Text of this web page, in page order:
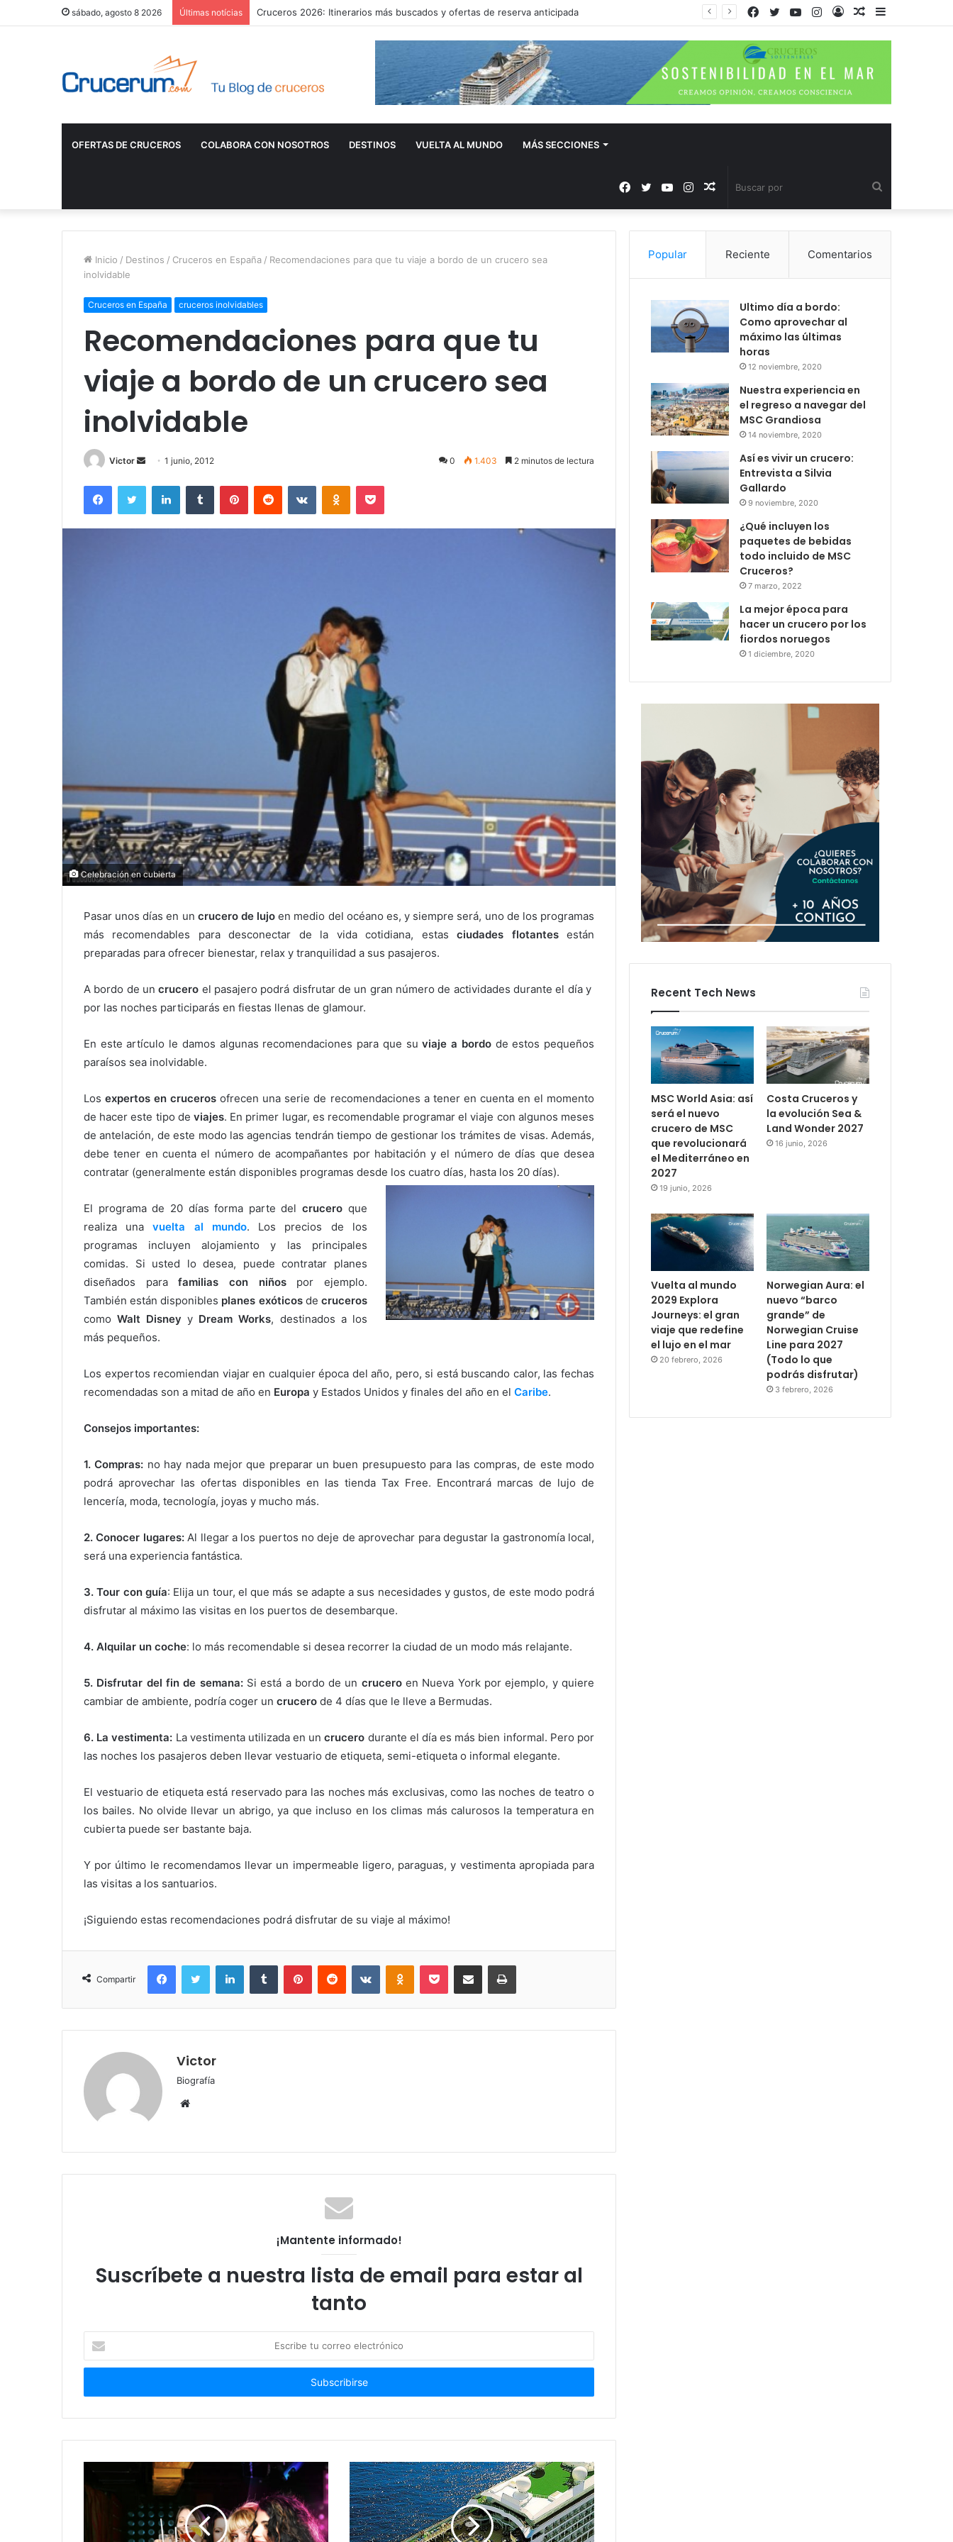
sábado, agosto 8 2026 Últimas notícias Cruceros 2026: Itinerarios más buscados y ofertas de reserva anticipada
Barra
Publicación
Acceso
Instagram
YouTube
Twitter
Facebook
OFERTAS DE CRUCEROS COLABORA CON NOSOTROS DESTINOS VUELTA AL MUNDO MÁS SECCIONES
por
Publicación
al
Instagram
YouTube
Twitter
Facebook
Inicio / Destinos / Cruceros en España / Recomendaciones para que tu viaje a bordo de un crucero sea
inolvidable
Cruceros en España cruceros inolvidables
Recomendaciones para que tu
viaje a bordo de un crucero sea
inolvidable
Victor
Send
email
1 junio, 2012 0 1.403 2 minutos de lectura
FacebookTwitter LinkedInTumblr PinterestReddit VKontakteOdnoklassniki
Pocket
Celebración en cubierta
Pasar unos días en un crucero de lujo en medio del océano es, y siempre será, uno de los programas
más recomendables para desconectar de la vida cotidiana, estasciudades flotantesestán
preparadas para ofrecer bienestar, relax y tranquilidad a sus pasajeros.
A bordo de uncrucero el pasajero podrá disfrutar de un gran número de actividades durante el día y
por las noches participarás en fiestas llenas de glamour.
En este artículo le damos algunas recomendaciones para que suviaje a bordode estos pequeños
paraísos sea inolvidable.
Losexpertos en cruceros ofrecen una serie de recomendaciones a tener en cuenta en el momento
de hacer este tipo de viajes. En primer lugar, es recomendable programar el viaje con algunos meses
de antelación, de este modo las agencias tendrán tiempo de gestionar los trámites de visas. Además,
debe tener en cuenta el número de acompañantes por habitación y el número de días que desea
contratar (generalmente están disponibles programas desde los cuatro días, hasta los 20 días).
El programa de 20 días forma parte delcrucero que
realiza unavuelta al mundo. Los precios de los
programas incluyen alojamiento y las principales
comidas. Si usted lo desea, puede contratar planes
diseñados parafamilias con niñospor ejemplo.
También están disponibles planes exóticosde cruceros
comoWalt Disney y Dream Works, destinados a los
más pequeños.
Los expertos recomiendan viajar en cualquier época del año, pero, si está buscando calor, las fechas
recomendadas son a mitad de año en Europa y Estados Unidos y finales del año en el Caribe.
Consejos importantes:
1. Compras: no hay nada mejor que preparar un buen presupuesto para las compras, de este modo
podrá aprovechar las ofertas disponibles en las tienda Tax Free. Encontrará marcas de lujo de
lencería, moda, tecnología, joyas y mucho más.
2. Conocer lugares: Al llegar a los puertos no deje de aprovechar para degustar la gastronomía local,
será una experiencia fantástica.
3. Tour con guía: Elija un tour, el que más se adapte a sus necesidades y gustos, de este modo podrá
disfrutar al máximo las visitas en los puertos de desembarque.
4. Alquilar un coche: lo más recomendable si desea recorrer la ciudad de un modo más relajante.
5. Disfrutar del fin de semana: Si está a bordo de un cruceroen Nueva York por ejemplo, y quiere
cambiar de ambiente, podría coger un crucero de 4 días que le lleve a Bermudas.
6. La vestimenta: La vestimenta utilizada en uncrucero durante el día es más bien informal. Pero por
las noches los pasajeros deben llevar vestuario de etiqueta, semi-etiqueta o informal elegante.
El vestuario de etiqueta está reservado para las noches más exclusivas, como las noches de teatro o
los bailes. No olvide llevar un abrigo, ya que incluso en los climas más calurosos la temperatura en
cubierta puede ser bastante baja.
Y por último le recomendamos llevar un impermeable ligero, paraguas, y vestimenta apropiada para
las visitas a los santuarios.
¡Siguiendo estas recomendaciones podrá disfrutar de su viaje al máximo!
Compartir
FacebookTwitter LinkedInTumblr PinterestReddit VKontakteOdnoklassniki
Pocket Compartir por correo electrónicoImprimir
Victor
Biografía
Sitio
¡Mantente informado!
Suscríbete a nuestra lista de email para estar al
tanto
correo
Popular Reciente Comentarios
Ultimo día a bordo:
Como aprovechar al
máximo las últimas
horas
12 noviembre, 2020
Nuestra experiencia en
el regreso a navegar del
MSC Grandiosa
14 noviembre, 2020
Así es vivir un crucero:
Entrevista a Silvia
Gallardo
9 noviembre, 2020
¿Qué incluyen los
paquetes de bebidas
todo incluido de MSC
Cruceros?
7 marzo, 2022
La mejor época para
hacer un crucero por los
fiordos noruegos
1 diciembre, 2020
Recent Tech News
MSC World Asia: así
será el nuevo
crucero de MSC
que revolucionará
el Mediterráneo en
2027
19 junio, 2026
Costa Cruceros y
la evolución Sea &
Land Wonder 2027
16 junio, 2026
Vuelta al mundo
2029 Explora
Journeys: el gran
viaje que redefine
el lujo en el mar
20 febrero, 2026
Norwegian Aura: el
nuevo “barco
grande” de
Norwegian Cruise
Line para 2027
(Todo lo que
podrás disfrutar)
3 febrero, 2026